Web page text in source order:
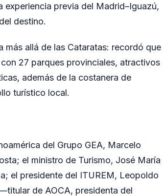
experiencia previa del Madrid–Iguazú,
destino.
más allá de las Cataratas: recordó que
27 parques provinciales, atractivos
además de la costanera de
turístico local.
del Grupo GEA, Marcelo
el ministro de Turismo, José María
el presidente del ITUREM, Leopoldo
de AOCA, presidenta del